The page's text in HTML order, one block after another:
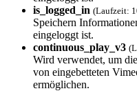
is_logged_in (Laufzeit:
Speichern
eingeloggt ist.
continuous_play_v3
Wird verwendet, um
von eingebetteten
ermöglichen.